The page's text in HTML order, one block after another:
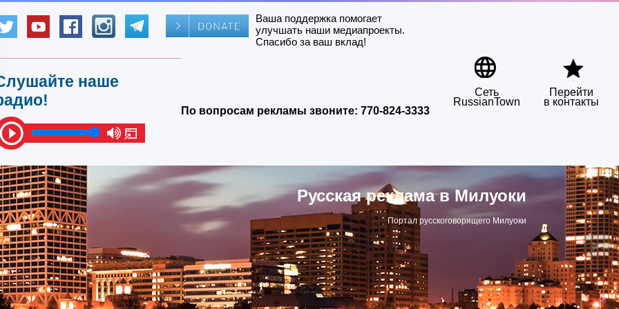
Ваша поддержка помогает
улучшать наши медиапроекты.
Спасибо за ваш вклад!
наше
По вопросам рекламы звоните: 770-824-3333
Сеть
RussianTown
Перейти
в контакты
Русская реклама в Милуоки
Портал русскоговорящего Милуоки
▶